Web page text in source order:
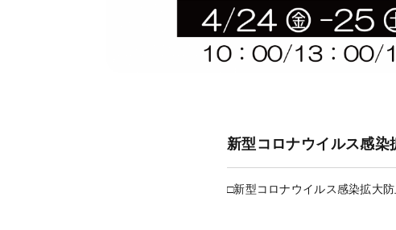
新型コロナウイルス感染
□新型コロナウイルス感染拡大